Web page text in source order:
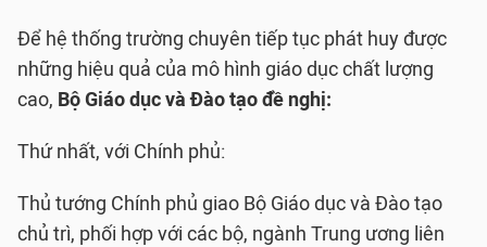
Để hệ thống trường chuyên tiếp tục phát huy được
những hiệu quả của mô hình giáo dục chất lượng
cao, Bộ Giáo dục và Đào tạo đề nghị:
Thứ nhất, với Chính phủ:
Thủ tướng Chính phủ giao Bộ Giáo dục và Đào tạo
chủ trì, phối hợp với các bộ, ngành Trung ương liên